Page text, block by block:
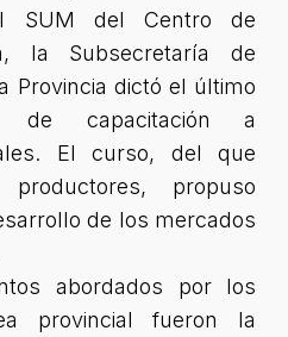
SUM del Centro de
la Subsecretaría de
Provincia dictó el último
capacitación a
El curso, del que
propuso
de los mercados
abordados por los
provincial fueron la